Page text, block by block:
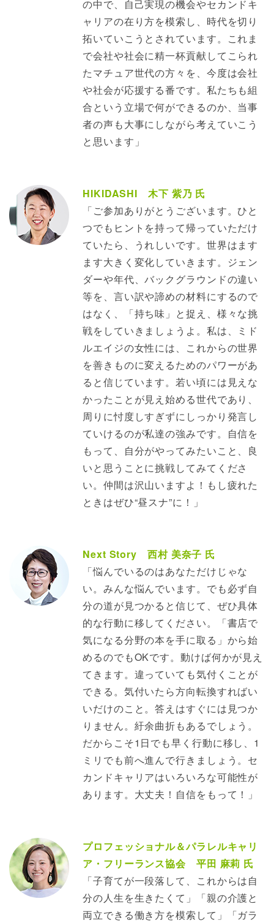
の中で、自己実現の機会やセカンドキ
ャリアの在り方を模索し、時代を切り
拓いていこうとされています。これま
で会社や社会に精一杯貢献してこられ
たマチュア世代の方々を、今度は会社
や社会が応援する番です。私たちも組
合という立場で何ができるのか、当事
者の声も大事にしながら考えていこう
と思います」
HIKIDASHI 木下 紫乃 氏
「ご参加ありがとうございます。ひと
つでもヒントを持って帰っていただけ
ていたら、うれしいです。世界はます
ます大きく変化していきます。ジェン
ダーや年代、バックグラウンドの違い
等を、言い訳や諦めの材料にするので
はなく、「持ち味」と捉え、様々な挑
戦をしていきましょうよ。私は、ミド
ルエイジの女性には、これからの世界
を善きものに変えるためのパワーがあ
ると信じています。若い頃には見えな
かったことが見え始める世代であり、
周りに忖度しすぎずにしっかり発言し
ていけるのが私達の強みです。自信を
もって、自分がやってみたいこと、良
いと思うことに挑戦してみてくださ
い。仲間は沢山いますよ！もし疲れた
ときはぜひ“昼スナ”に！」
Next Story 西村 美奈子 氏
「悩んでいるのはあなただけじゃな
い。みんな悩んでいます。でも必ず自
分の道が見つかると信じて、ぜひ具体
的な行動に移してください。「書店で
気になる分野の本を手に取る」から始
めるのでもOKです。動けば何かが見え
てきます。違っていても気付くことが
できる。気付いたら方向転換すればい
いだけのこと。答えはすぐには見つか
りません。紆余曲折もあるでしょう。
だからこそ1日でも早く行動に移し、1
ミリでも前へ進んで行きましょう。セ
カンドキャリアはいろいろな可能性が
あります。大丈夫！自信をもって！」
プロフェッショナル＆パラレルキャリ
ア・フリーランス協会 平田 麻莉 氏
「子育てが一段落して、これからは自
分の人生を生きたくて」「親の介護と
両立できる働き方を模索して」「ガラ